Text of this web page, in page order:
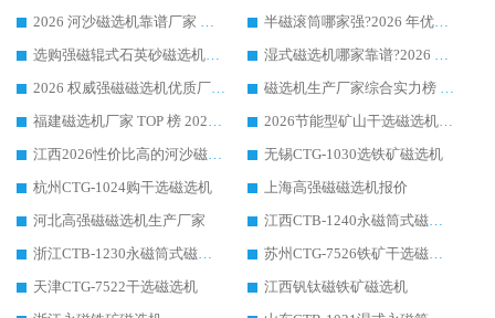
2026 河沙磁选机靠谱厂家 华体会手机网页版-华体会(中国) 临朐大厂实地测评
半磁滚筒哪家强?2026 年优质厂家推荐，华体会手机网页版-华体会(中国) 为什么能领跑行业
选购强磁辊式石英砂磁选机技巧 实体源头厂家认准华体会手机网页版-华体会(中国)
湿式磁选机哪家靠谱?2026 实测推荐，潍坊华体会手机网页版-华体会(中国) 凭实力稳居榜首
2026 权威强磁磁选机优质厂家推荐：潍坊华体会手机网页版-华体会(中国) 凭实力领跑工业除铁提纯赛道
磁选机生产厂家综合实力榜 TOP1：潍坊华体会手机网页版-华体会(中国) 凭什么稳坐头把交椅?
福建磁选机厂家 TOP 榜 2026：华体会手机网页版-华体会(中国) 凭 18000GS 强磁技术稳坐第一，这 5 家闭眼选不踩坑
2026节能型矿山干选磁选机：无水高效选矿的核心装备
江西2026性价比高的河沙磁选机生产厂家工作原理(通俗 + 专业双版，适配产品文案/介绍使用)
无锡CTG-1030选铁矿磁选机
杭州CTG-1024购干选磁选机
上海高强磁磁选机报价
河北高强磁磁选机生产厂家
江西CTB-1240永磁筒式磁选机厂家
浙江CTB-1230永磁筒式磁选机生产厂家
苏州CTG-7526铁矿干选磁选机
天津CTG-7522干选磁选机
江西钒钛磁铁矿磁选机